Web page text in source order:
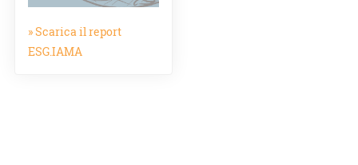
» Scarica il report
ESG.IAMA